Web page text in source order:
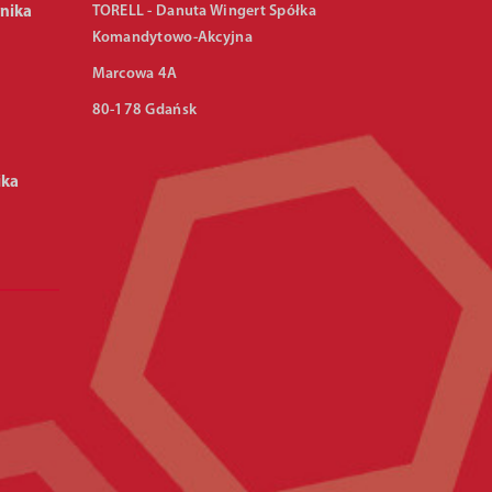
TORELL - Danuta Wingert Spółka
Komandytowo-Akcyjna
Marcowa 4A
80-178 Gdańsk